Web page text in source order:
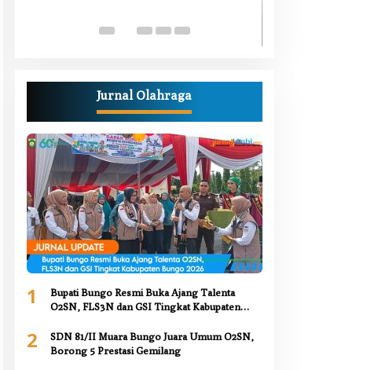
Jurnal Olahraga
1
Bupati Bungo Resmi Buka Ajang Talenta
O2SN, FLS3N dan GSI Tingkat Kabupaten
2
SDN 81/II Muara Bungo Juara Umum O2SN,
Borong 5 Prestasi Gemilang